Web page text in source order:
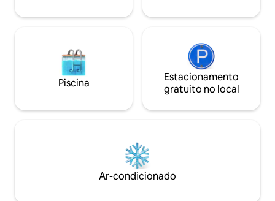
Piscina
Estacionamento
gratuito no local
Ar-condicionado